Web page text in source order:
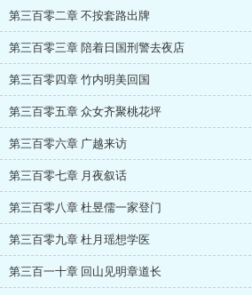
第三百零二章 不按套路出牌
第三百零三章 陪着日国刑警去夜店
第三百零四章 竹内明美回国
第三百零五章 众女齐聚桃花坪
第三百零六章 广越来访
第三百零七章 月夜叙话
第三百零八章 杜昱儒一家登门
第三百零九章 杜月瑶想学医
第三百一十章 回山见明章道长